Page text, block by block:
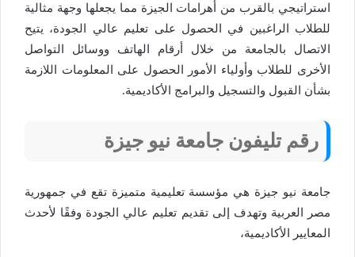
استراتيجي بالقرب من أهرامات الجيزة مما يجعلها وجهة مثالية
للطلاب الراغبين في الحصول على تعليم عالي الجودة، يتيح
الاتصال بالجامعة من خلال أرقام الهاتف ووسائل التواصل
الأخرى للطلاب وأولياء الأمور الحصول على المعلومات اللازمة
بشأن القبول والتسجيل والبرامج الأكاديمية.
رقم تليفون جامعة نيو جيزة
جامعة نيو جيزة هي مؤسسة تعليمية متميزة تقع في جمهورية
مصر العربية وتهدف إلى تقديم تعليم عالي الجودة وفقًا لأحدث
المعايير الأكاديمية،